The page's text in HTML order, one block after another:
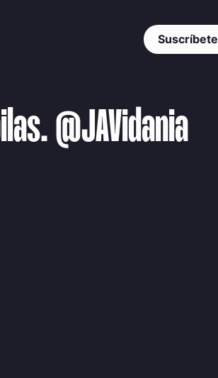
Suscríbete
@JAVidania